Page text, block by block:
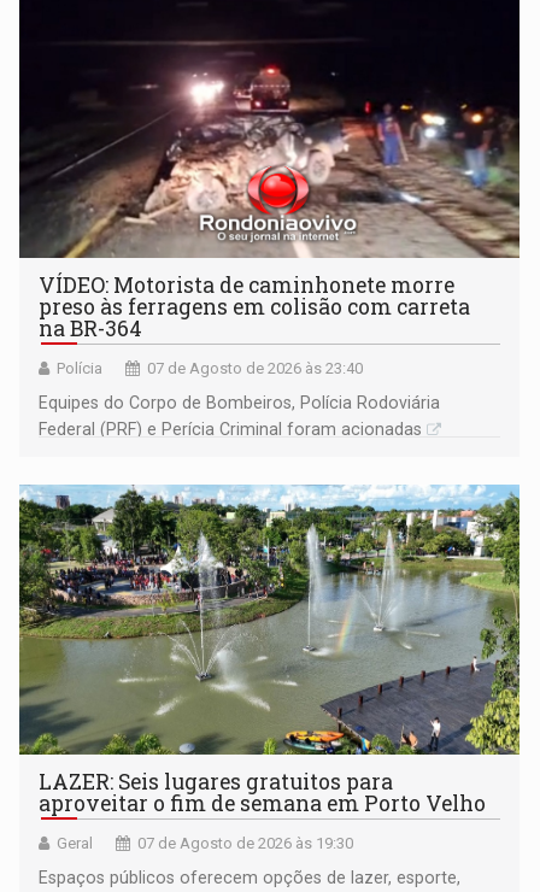
VÍDEO: Motorista de caminhonete morre
preso às ferragens em colisão com carreta
na BR-364
Polícia 07 de Agosto de 2026 às 23:40
Equipes do Corpo de Bombeiros, Polícia Rodoviária
Federal (PRF) e Perícia Criminal foram acionadas
LAZER: Seis lugares gratuitos para
aproveitar o fim de semana em Porto Velho
Geral 07 de Agosto de 2026 às 19:30
Espaços públicos oferecem opções de lazer, esporte,